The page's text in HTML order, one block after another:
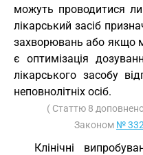
можуть проводитися
лікарський засіб
захворювань або якщо
є оптимізація
лікарського засобу
неповнолітніх осіб.
( Статтю 8
Законом №
Клінічні